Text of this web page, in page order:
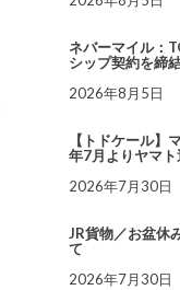
ネバーマイル：
シップ契約を締
2026年8月5日
【トドケール】
年7月よりヤマ
2026年7月30日
JR貨物／お盆休
て
2026年7月30日